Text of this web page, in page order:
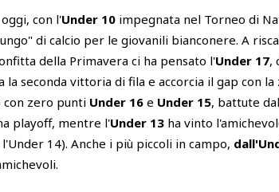
con l'Under 10 impegnata nel Torneo di
di calcio per le giovanili bianconere. A
della Primavera ci ha pensato l'Under 17,
la seconda vittoria di fila e accorcia il gap con la
con zero punti Under 16 e Under 15, battute
playoff, mentre l'Under 13 ha vinto
14). Anche i più piccoli in campo,